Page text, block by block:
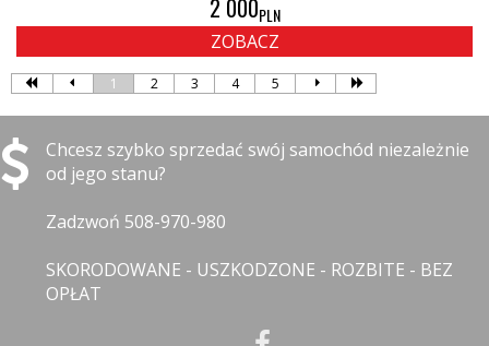
2 000PLN
ZOBACZ
1 2 3 4 5
Chcesz szybko sprzedać swój samochód niezależnie
od jego stanu?
Zadzwoń 508-970-980
SKORODOWANE - USZKODZONE - ROZBITE - BEZ
OPŁAT